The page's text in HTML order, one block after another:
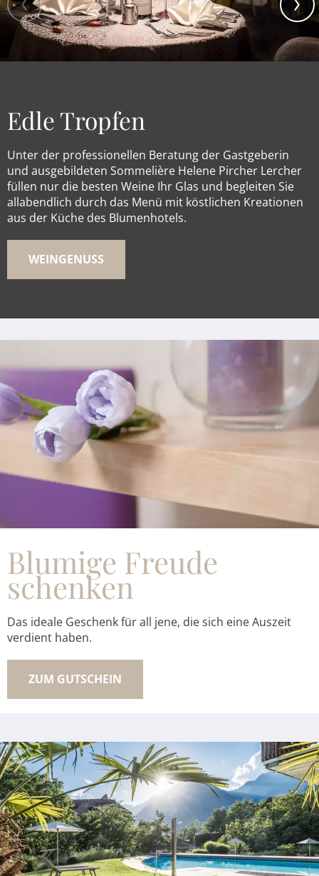
Edle Tropfen
Unter der professionellen Beratung der Gastgeberin
und ausgebildeten Sommelière Helene Pircher Lercher
füllen nur die besten Weine Ihr Glas und begleiten Sie
allabendlich durch das Menü mit köstlichen Kreationen
aus der Küche des Blumenhotels.
WEINGENUSS
Blumige Freude
schenken
Das ideale Geschenk für all jene, die sich eine Auszeit
verdient haben.
ZUM GUTSCHEIN